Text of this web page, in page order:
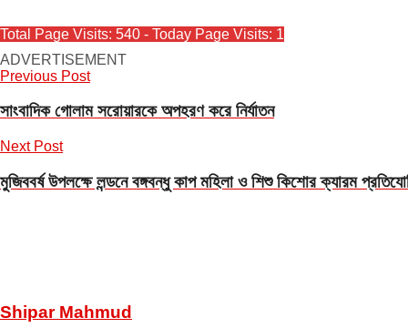
Total Page Visits: 540 - Today Page Visits: 1
ADVERTISEMENT
Previous Post
সাংবাদিক গোলাম সরোয়ারকে অপহরণ করে নির্যাতন
Next Post
মুজিববর্ষ উপলক্ষে লন্ডনে বঙ্গবন্ধু কাপ মহিলা ও শিশু কিশোর ক্যারম
Shipar Mahmud